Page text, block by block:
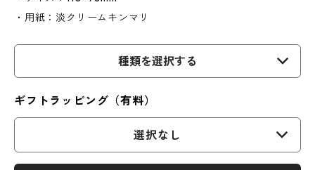
・用紙：淡クリームキンマリ
種類を選択する
ギフトラッピング（有料）
選択なし